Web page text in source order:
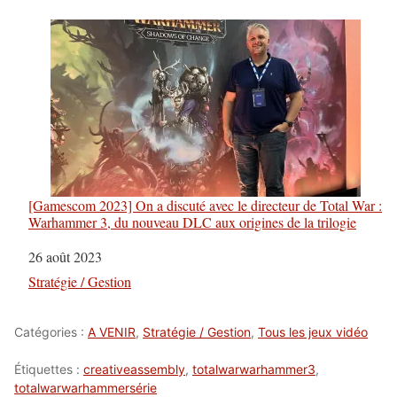
[Gamescom 2023] On a discuté avec le directeur de Total War :
Warhammer 3, du nouveau DLC aux origines de la trilogie
Date
26 août 2023
Par rapport à
Stratégie / Gestion
Catégories : A VENIR, Stratégie / Gestion, Tous les jeux vidéo
Étiquettes : creativeassembly, totalwarwarhammer3,
totalwarwarhammersérie